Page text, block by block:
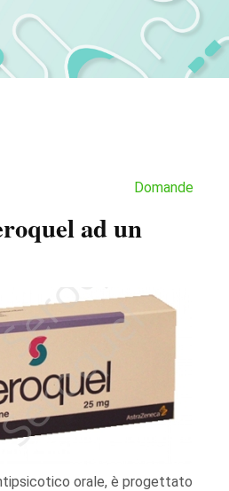
Domande
ad un
orale, è progettato